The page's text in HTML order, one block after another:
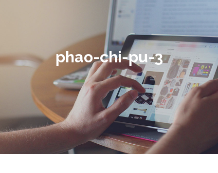
phao-chi-pu-3